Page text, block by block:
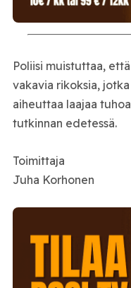
Poliisi muistuttaa,
vakavia rikoksia,
aiheuttaa laajaa
tutkinnan edetessä.
Toimittaja
Juha Korhonen